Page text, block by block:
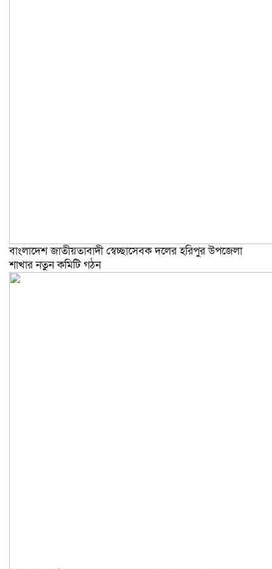
বাংলাদেশ জাতীয়তাবাদী স্বেচ্ছাসেবক দলের হরিপুর উপজেলা
শাখার নতুন কমিটি গঠন